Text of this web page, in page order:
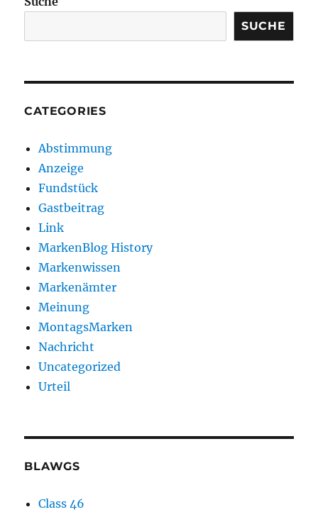
SUCHE
CATEGORIES
Abstimmung
Anzeige
Fundstück
Gastbeitrag
Link
MarkenBlog History
Markenwissen
Markenämter
Meinung
MontagsMarken
Nachricht
Uncategorized
Urteil
BLAWGS
Class 46